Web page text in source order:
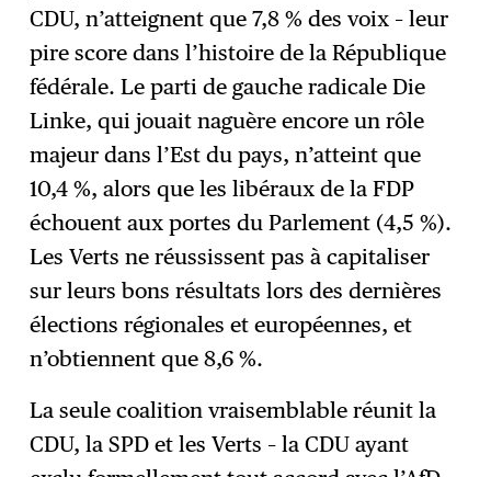
CDU, n’atteignent que 7,8 % des voix – leur
pire score dans l’histoire de la République
fédérale. Le parti de gauche radicale Die
Linke, qui jouait naguère encore un rôle
majeur dans l’Est du pays, n’atteint que
10,4 %, alors que les libéraux de la FDP
échouent aux portes du Parlement (4,5 %).
Les Verts ne réussissent pas à capitaliser
sur leurs bons résultats lors des dernières
élections régionales et européennes, et
n’obtiennent que 8,6 %.
La seule coalition vraisemblable réunit la
CDU, la SPD et les Verts – la CDU ayant